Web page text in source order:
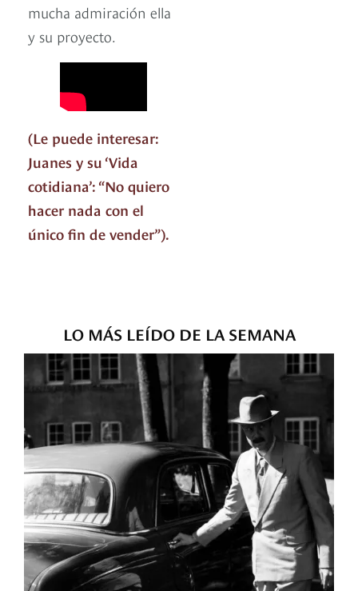
mucha admiración ella
y su proyecto.
(Le puede interesar:
Juanes y su ‘Vida
cotidiana’: “No quiero
hacer nada con el
único fin de vender”).
LO MÁS LEÍDO DE LA SEMANA